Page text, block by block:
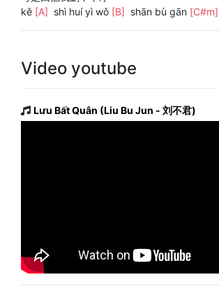
kě [A] shì huí yì wǒ [B] shān bù gān [C#m]
Video youtube
Lưu Bất Quân (Liu Bu Jun - 刘不君)